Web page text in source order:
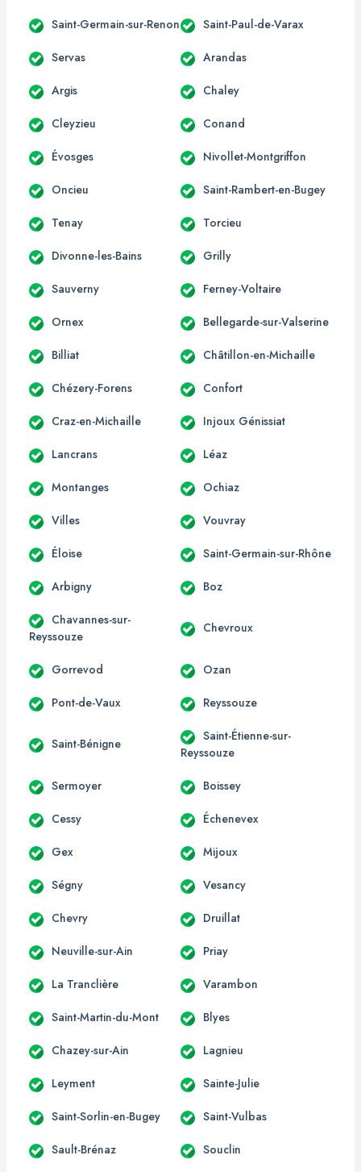
Saint-Germain-sur-Renon Saint-Paul-de-Varax
Servas Arandas
Argis Chaley
Cleyzieu Conand
Évosges Nivollet-Montgriffon
Oncieu Saint-Rambert-en-Bugey
Tenay Torcieu
Divonne-les-Bains Grilly
Sauverny Ferney-Voltaire
Ornex Bellegarde-sur-Valserine
Billiat Châtillon-en-Michaille
Chézery-Forens Confort
Craz-en-Michaille Injoux Génissiat
Lancrans Léaz
Montanges Ochiaz
Villes Vouvray
Éloise Saint-Germain-sur-Rhône
Arbigny Boz
Chavannes-sur-
Reyssouze
Chevroux
Gorrevod Ozan
Pont-de-Vaux Reyssouze
Saint-Bénigne
Saint-Étienne-sur-
Reyssouze
Sermoyer Boissey
Cessy Échenevex
Gex Mijoux
Ségny Vesancy
Chevry Druillat
Neuville-sur-Ain Priay
La Tranclière Varambon
Saint-Martin-du-Mont Blyes
Chazey-sur-Ain Lagnieu
Leyment Sainte-Julie
Saint-Sorlin-en-Bugey Saint-Vulbas
Sault-Brénaz Souclin